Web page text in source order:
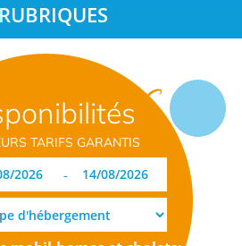
RUBRIQUES
TARIFS GARANTIS
-